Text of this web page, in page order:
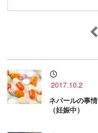
2017.10.2
ネパールの事情
（妊娠中）